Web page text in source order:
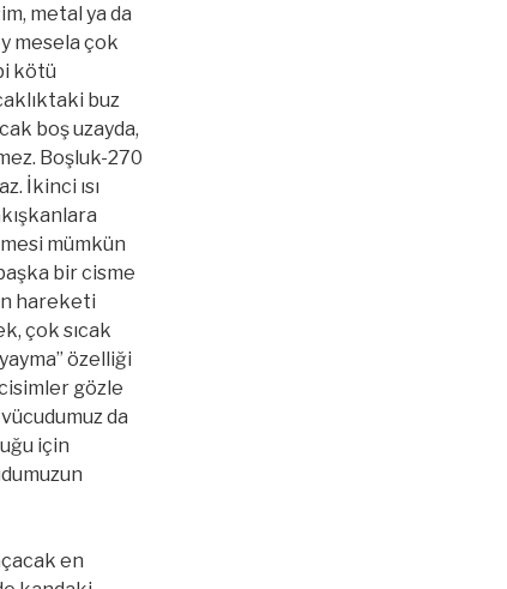
metal ya da
mesela çok
kötü
buz
boş uzayda,
Boşluk-270
İkinci ısı
mümkün
bir cisme
hareketi
çok sıcak
yayma” özelliği
gözle
da
için
en